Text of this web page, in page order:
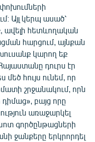
Այլ կերպ ասած՝
ավելի հետևողական
հարցում, այնքան
կարող եք
դուրս էր
մեծ հույս ունեմ, որ
շրջանակում, որն
դիմաց», բայց որը
առաջարկել
գործընթացների
ջանքերը երկրորդել